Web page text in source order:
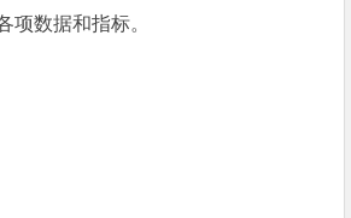
项数据和指标。